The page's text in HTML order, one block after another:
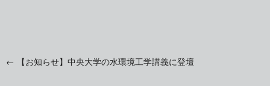
投
← 【お知らせ】中央大学の水環境工学講義に登壇